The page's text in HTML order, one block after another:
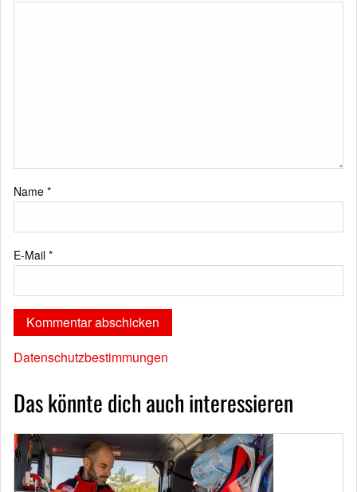
Name *
E-Mail *
Datenschutzbestimmungen
Das könnte dich auch interessieren